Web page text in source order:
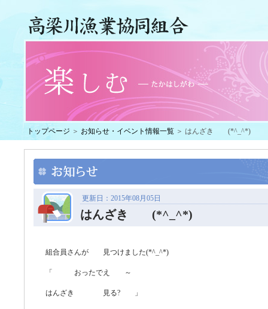
トップページ ＞ お知らせ・イベント情報一覧 ＞ はんざき (*^_^*)
更新日：2015年08月05日
はんざき (*^_^*)
組合員さんが 見つけました(*^_^*)
「 おったでえ ～
はんざき 見る? 」